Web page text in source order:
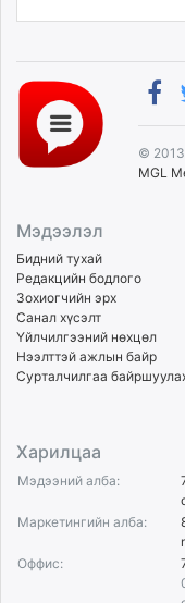
©
MGL
Мэдээлэл
Бидний тухай
Редакцийн бодлого
Зохиогчийн эрх
Санал хүсэлт
Үйлчилгээний нөхцөл
Нээлттэй ажлын байр
Сурталчилгаа
Харилцаа
Мэдээний алба:
Маркетингийн алба:
Оффис: